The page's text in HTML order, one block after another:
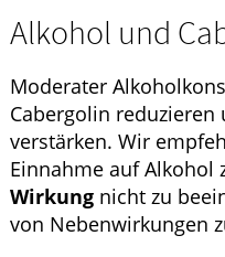
Alkohol und
Moderater
Cabergolin reduzieren
verstärken. Wir
Einnahme auf Alkohol
Wirkung nicht zu
von Nebenwirkungen